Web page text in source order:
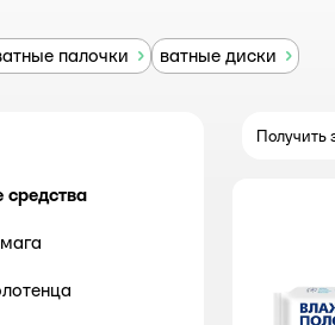
палочки ватные диски
Получить
средства